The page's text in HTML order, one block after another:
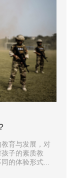
育与发展，对
子的素质教
的体验形式...